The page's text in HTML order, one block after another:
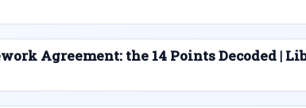
Agreement: the 14 Points Decoded |